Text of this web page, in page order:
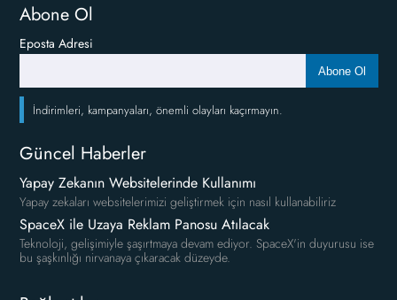
Abone Ol
Eposta Adresi
Abone Ol
İndirimleri, kampanyaları, önemli olayları kaçırmayın.
Güncel Haberler
Yapay Zekanın Websitelerinde Kullanımı
Yapay zekaları websitelerimizi geliştirmek için nasıl kullanabiliriz
SpaceX ile Uzaya Reklam Panosu Atılacak
Teknoloji, gelişimiyle şaşırtmaya devam ediyor. SpaceX'in duyurusu ise
bu şaşkınlığı nirvanaya çıkaracak düzeyde.